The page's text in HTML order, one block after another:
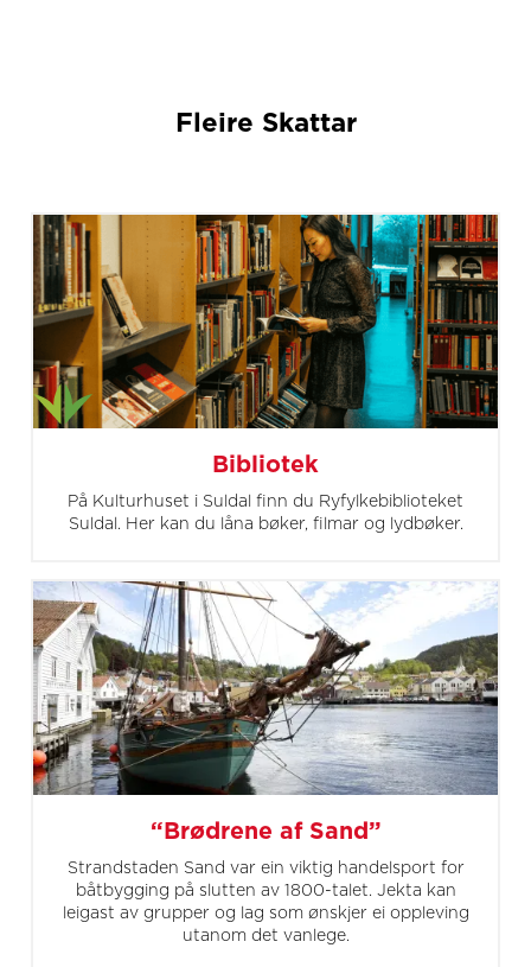
Fleire Skattar
Bibliotek
På Kulturhuset i Suldal finn du Ryfylkebiblioteket
Suldal. Her kan du låna bøker, filmar og lydbøker.
“Brødrene af Sand”
Strandstaden Sand var ein viktig handelsport for
båtbygging på slutten av 1800-talet. Jekta kan
leigast av grupper og lag som ønskjer ei oppleving
utanom det vanlege.